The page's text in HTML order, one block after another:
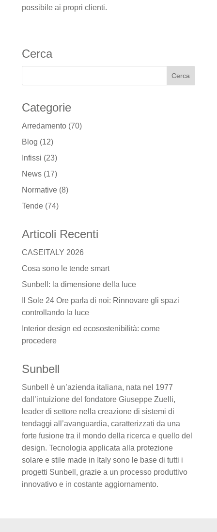
possibile ai propri clienti.
Cerca
Categorie
Arredamento(70)
Blog (12)
Infissi (23)
News(17)
Normative(8)
Tende(74)
Articoli Recenti
CASEITALY 2026
Cosa sono le tende smart
Sunbell: la dimensione della luce
Il Sole 24 Ore parla di noi: Rinnovare gli spazi
controllando la luce
Interior design ed ecosostenibilità: come
procedere
Sunbell
Sunbell è un’azienda italiana, nata nel 1977
dall’intuizione del fondatore Giuseppe Zuelli,
leader di settore nella creazione di sistemi di
tendaggi all’avanguardia, caratterizzati da una
forte fusione tra il mondo della ricerca e quello del
design. Tecnologia applicata alla protezione
solare e stile made in Italy sono le base di tutti i
progetti Sunbell, grazie a un processo produttivo
innovativo e in costante aggiornamento.